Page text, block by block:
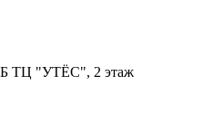
ТЦ "УТЁС", 2 этаж